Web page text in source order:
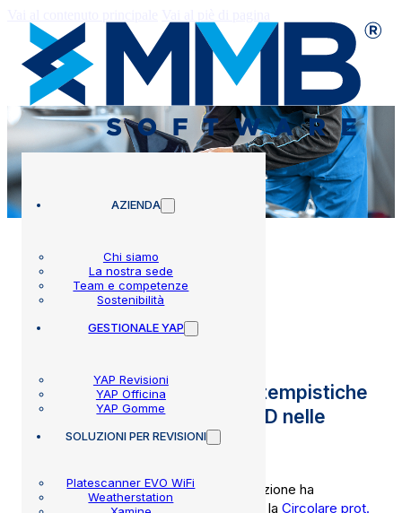
AZIENDA
Chi siamo
La nostra sede
Team e competenze
Sostenibilità
GESTIONALE YAP
YAP Revisioni
YAP Officina
YAP Gomme
SOLUZIONIPER REVISIONI
Platescanner EVO WiFi
Weatherstation
Circolari
Chiarimenti su modalità e tempistiche
per adozione ScanTool OBD nelle
revisioni dei veicoli
La Direzione Generale della Motorizzazione ha
pubblicato, in data 07 novembre 2023, la Circolare prot.